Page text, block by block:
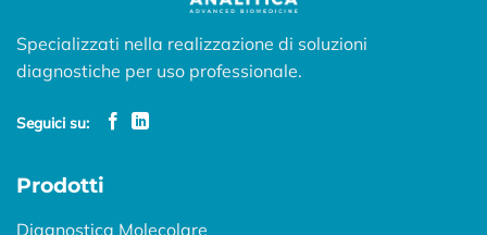
Specializzati nella realizzazione di soluzioni
diagnostiche per uso professionale.
Seguici su:
Prodotti
Diagnostica Molecolare